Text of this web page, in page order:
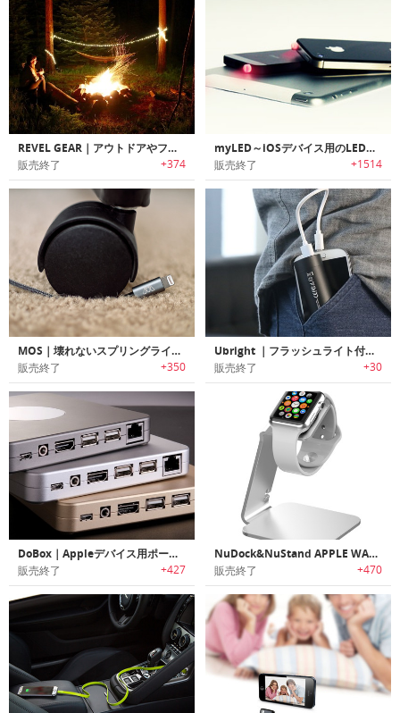
REVEL GEAR｜アウトドアやフェスに最適なポータブルLEDロープライト「レベルギア」
販売終了 +374
myLED～iOSデバイス用のLED通知ライト
販売終了 +1514
MOS｜壊れないスプリングライトニングケーブル「モス」
販売終了 +350
Ubright ｜フラッシュライト付き5000mAhポータブルチャージャー 「ユーブライト」
販売終了 +30
DoBox｜Appleデバイス用ポータブルワイヤレスドック「ドゥボックス」
販売終了 +427
NuDock&NuStand APPLE WATCH DOCK ｜Phone & Apple Watch用ポータブル充電ドック
販売終了 +470